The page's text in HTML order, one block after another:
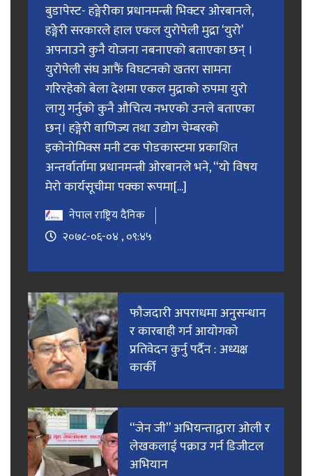
बुडापेस्ट- हङ्गेरीका प्रधानमन्त्री भिक्टर ओरबानले,
हङ्गेरी सरकारले हाल एकल युरोपेली मुद्रा ‘युरो’
अपनाउने कुनै योजना नबनाएको बताएका छन् ।
युरोपेली संघ आफैं विघटनको खतरा सामना
गरिरहेको बेला देशमा एकल मुद्राको रुपमा युरो
लागु गर्नुको कुनै औचित्य नभएको उनले बताएका
छन्। हङ्गेरी वाणिज्य तथा उद्योग चेम्बरको
इकोनोमिक्स मनी टक पोडकास्टमा प्रकाशित
अन्तर्वार्तामा प्रधानमन्त्री ओरबानले भने, “यो विषय
मेरो कार्यसूचीमा पक्का रूपमा[...]
नेपाल राष्ट्रिय दैनिक
२०७८-०६-०४ , ०९:४५
फाैजदारी अपराधमा अनुसन्धान
र कारबाही गर्न आयाेगकाे
प्रतिवेदन कुर्नु पर्दैन : अध्यक्ष
कार्की
“जेन जी” अभियन्ताद्वारा ओली र
लेखकलाई पक्राउ गर्न डिजीटल
अभियान